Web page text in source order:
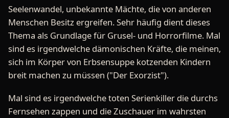
Seelenwandel, unbekannte Mächte, die von anderen
Menschen Besitz ergreifen. Sehr häufig dient dieses
Thema als Grundlage für Grusel- und Horrorfilme. Mal
sind es irgendwelche dämonischen Kräfte, die meinen,
sich im Körper von Erbsensuppe kotzenden Kindern
breit machen zu müssen ("Der Exorzist").
Mal sind es irgendwelche toten Serienkiller die durchs
Fernsehen zappen und die Zuschauer im wahrsten